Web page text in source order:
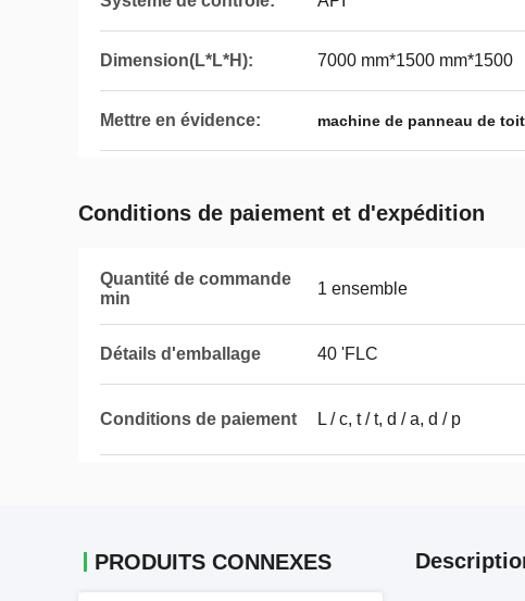
Dimension(L*L*H): 7000 mm*1500 mm*1500
Mettre en évidence: machine de panneau de
Conditions de paiement et d'expédition
Quantité de commande
min
1 ensemble
Détails d'emballage 40 'FLC
Conditions de paiement L / c, t / t, d / a, d / p
PRODUITS CONNEXES